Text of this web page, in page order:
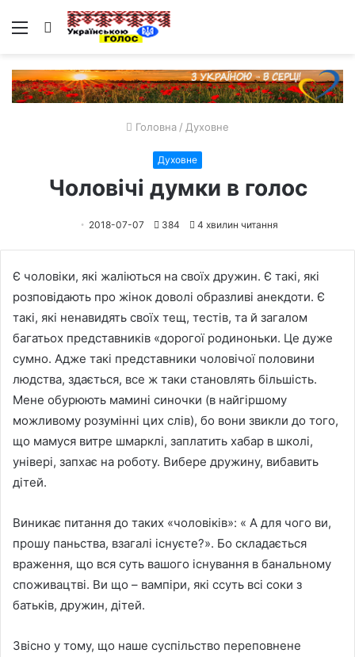
Меню Пошук
Головна / Духовне
Духовне
Чоловічі думки в голос
2018-07-07 384 4 хвилин читання
Є чоловіки, які жаліються на своїх дружин. Є такі, які
розповідають про жінок доволі образливі анекдоти. Є
такі, які ненавидять своїх тещ, тестів, та й загалом
багатьох представників «дорогої родиноньки. Це дуже
сумно. Адже такі представники чоловічої половини
людства, здається, все ж таки становлять більшість.
Мене обурюють мамині синочки (в найгіршому
можливому розумінні цих слів), бо вони звикли до того,
що мамуся витре шмарклі, заплатить хабар в школі,
універі, запхає на роботу. Вибере дружину, вибавить
дітей.
Виникає питання до таких «чоловіків»: « А для чого ви,
прошу паньства, взагалі існуєте?». Бо складається
враження, що вся суть вашого існування в банальному
споживацтві. Ви що – вампіри, які ссуть всі соки з
батьків, дружин, дітей.
Звісно у тому, що наше суспільство переповнене